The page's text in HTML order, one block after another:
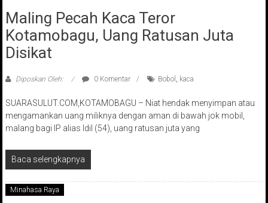
Maling Pecah Kaca Teror
Kotamobagu, Uang Ratusan Juta
Disikat
Diposkan Oleh: 0 Komentar Bobol , kaca
SUARASULUT.COM,KOTAMOBAGU – Niat hendak menyimpan atau
mengamankan uang miliknya dengan aman di bawah jok mobil,
malang bagi IP alias Idil (54), uang ratusan juta yang
Baca selengkapnya
Minahasa Raya